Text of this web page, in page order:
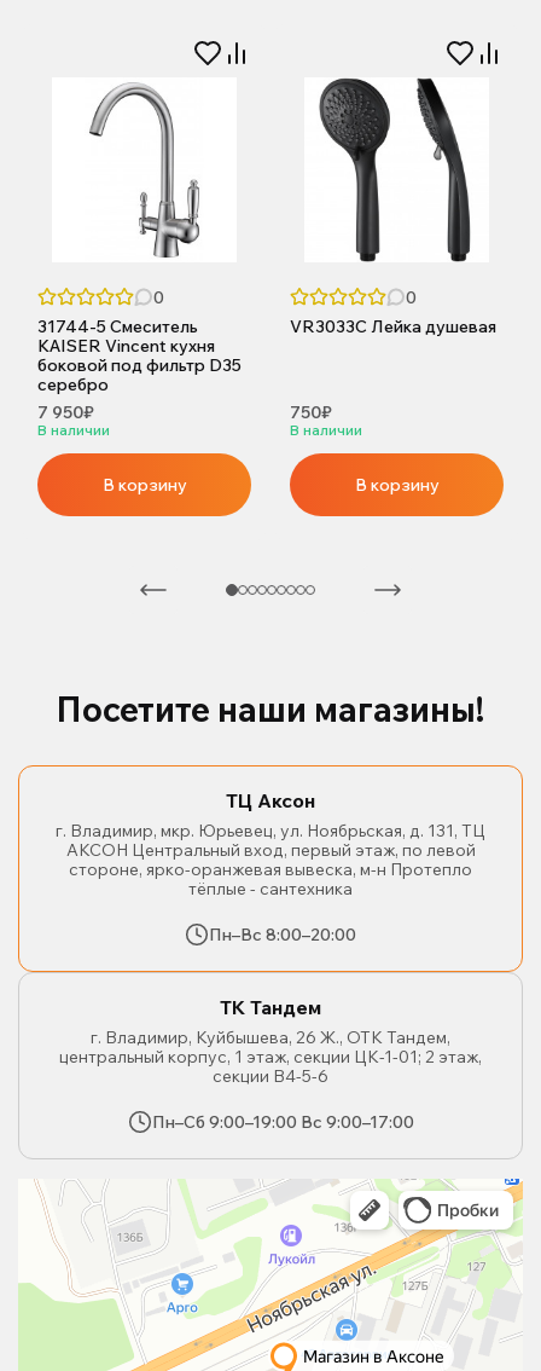
0
31744-5 Смеситель
KAISER Vincent кухня
боковой под фильтр D35
серебро
7 950₽
В наличии
В корзину
0
VR3033С Лейка душевая
750₽
В наличии
В корзину
Посетите наши магазины!
ТЦ Аксон
г. Владимир, мкр. Юрьевец, ул. Ноябрьская, д. 131, ТЦ
АКСОН Центральный вход, первый этаж, по левой
стороне, ярко-оранжевая вывеска, м-н Протепло
тёплые - сантехника
Пн–Вс 8:00–20:00
ТК Тандем
г. Владимир, Куйбышева, 26 Ж., ОТК Тандем,
центральный корпус, 1 этаж, секции ЦК-1-01; 2 этаж,
секции В4-5-6
Пн–Сб 9:00–19:00 Вс 9:00–17:00